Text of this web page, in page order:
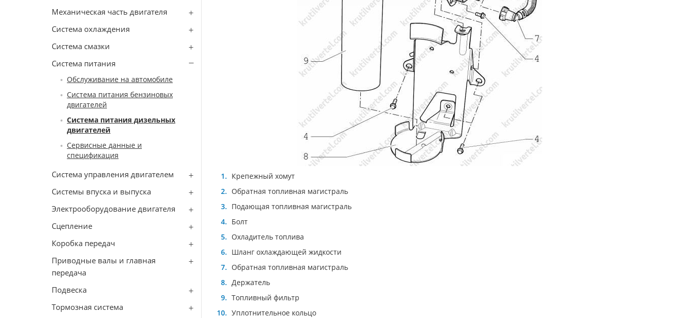
Механическая часть двигателя
Система охлаждения
Система смазки
Система питания
Обслуживание на автомобиле
Система питания бензиновых
двигателей
Система питания дизельных
двигателей
Сервисные данные и
спецификация
Система управления двигателем
Системы впуска и выпуска
Электрооборудование двигателя
Сцепление
Коробка передач
Приводные валы и главная
передача
Подвеска
Тормозная система
Крепежный хомут
Обратная топливная магистраль
Подающая топливная магистраль
Болт
Охладитель топлива
Шланг охлаждающей жидкости
Обратная топливная магистраль
Держатель
Топливный фильтр
Уплотнительное кольцо